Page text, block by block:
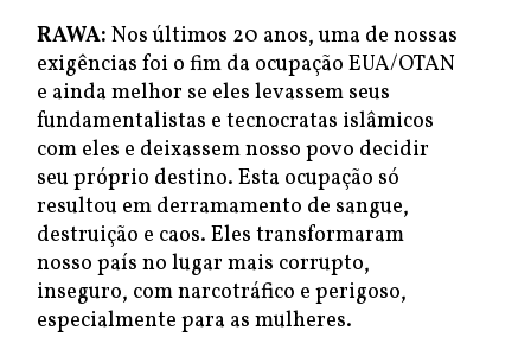
RAWA: Nos últimos 20 anos, uma de nossas
exigências foi o fim da ocupação EUA/OTAN
e ainda melhor se eles levassem seus
fundamentalistas e tecnocratas islâmicos
com eles e deixassem nosso povo decidir
seu próprio destino. Esta ocupação só
resultou em derramamento de sangue,
destruição e caos. Eles transformaram
nosso país no lugar mais corrupto,
inseguro, com narcotráfico e perigoso,
especialmente para as mulheres.